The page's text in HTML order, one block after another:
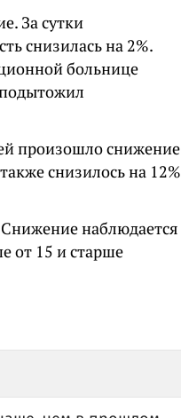
За сутки
снизилась на 2%.
больнице
произошло снижение
снизилось на 12%
наблюдается
от 15 и старше